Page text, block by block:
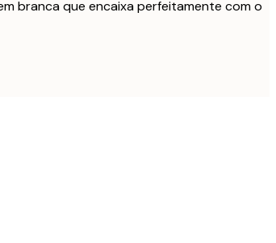
branca que encaixa perfeitamente com o